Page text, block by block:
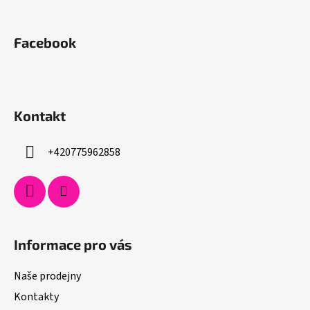
Facebook
Kontakt
+420775962858
Informace pro vás
Naše prodejny
Kontakty